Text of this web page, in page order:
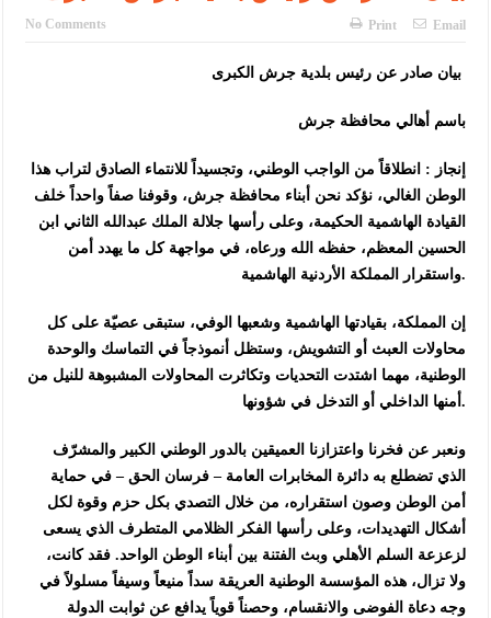
No Comments Print Email
بيان صادر عن رئيس بلدية جرش الكبرى
باسم أهالي محافظة جرش
إنجاز : انطلاقاً من الواجب الوطني، وتجسيداً للانتماء الصادق لتراب هذا
الوطن الغالي، نؤكد نحن أبناء محافظة جرش، وقوفنا صفاً واحداً خلف
القيادة الهاشمية الحكيمة، وعلى رأسها جلالة الملك عبدالله الثاني ابن
الحسين المعظم، حفظه الله ورعاه، في مواجهة كل ما يهدد أمن
واستقرار المملكة الأردنية الهاشمية.
إن المملكة، بقيادتها الهاشمية وشعبها الوفي، ستبقى عصيّة على كل
محاولات العبث أو التشويش، وستظل أنموذجاً في التماسك والوحدة
الوطنية، مهما اشتدت التحديات وتكاثرت المحاولات المشبوهة للنيل من
أمنها الداخلي أو التدخل في شؤونها.
ونعبر عن فخرنا واعتزازنا العميقين بالدور الوطني الكبير والمشرّف
الذي تضطلع به دائرة المخابرات العامة – فرسان الحق – في حماية
أمن الوطن وصون استقراره، من خلال التصدي بكل حزم وقوة لكل
أشكال التهديدات، وعلى رأسها الفكر الظلامي المتطرف الذي يسعى
لزعزعة السلم الأهلي وبث الفتنة بين أبناء الوطن الواحد. فقد كانت،
ولا تزال، هذه المؤسسة الوطنية العريقة سداً منيعاً وسيفاً مسلولاً في
وجه دعاة الفوضى والانقسام، وحصناً قوياً يدافع عن ثوابت الدولة